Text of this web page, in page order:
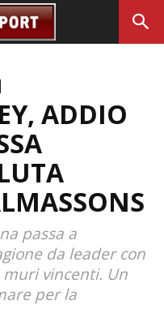
ADDIO
passa a
da leader con
muri vincenti. Un
per la